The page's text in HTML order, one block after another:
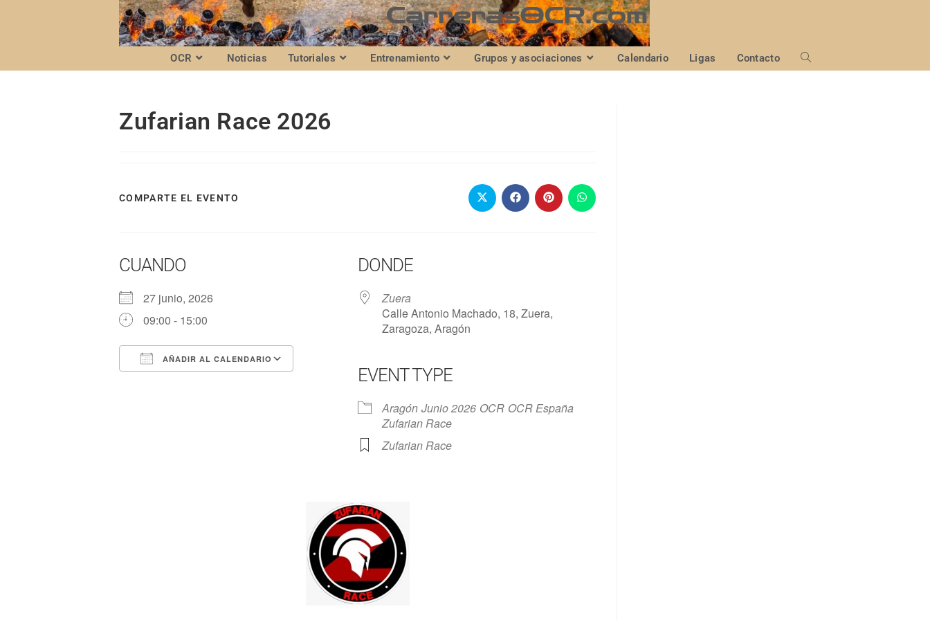
OCR Noticias Tutoriales Entrenamiento Grupos y asociaciones Calendario Ligas Contacto
Zufarian Race 2026
COMPARTE EL EVENTO
CUANDO
27 junio, 2026
09:00 - 15:00
AÑADIR AL CALENDARIO
Google Calendar
DONDE
Zuera
Calle Antonio Machado, 18, Zuera,
Zaragoza, Aragón
EVENT TYPE
Aragón Junio 2026 OCR OCR España
Zufarian Race
Zufarian Race